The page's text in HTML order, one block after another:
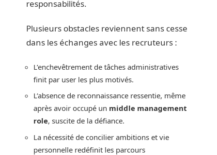
responsabilités.
Plusieurs obstacles reviennent sans cesse
dans les échanges avec les recruteurs :
L’enchevêtrement de tâches administratives
finit par user les plus motivés.
L’absence de reconnaissance ressentie, même
après avoir occupé un middle management
role, suscite de la défiance.
La nécessité de concilier ambitions et vie
personnelle redéfinit les parcours